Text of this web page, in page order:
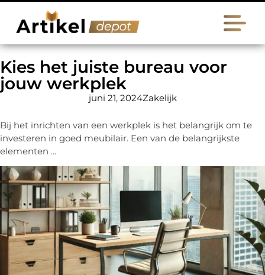
Kies het juiste bureau voor
jouw werkplek
juni 21, 2024Zakelijk
Bij het inrichten van een werkplek is het belangrijk om te
investeren in goed meubilair. Een van de belangrijkste
elementen ...